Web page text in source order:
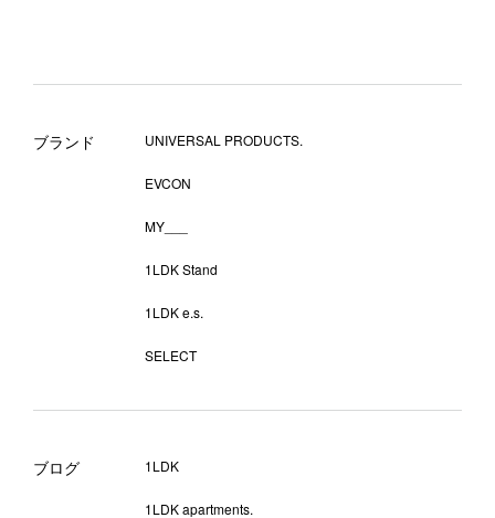
ブランド UNIVERSAL PRODUCTS.
EVCON
MY___
1LDK Stand
1LDK e.s.
SELECT
ブログ 1LDK
1LDK apartments.